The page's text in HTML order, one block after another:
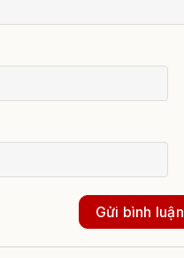
Gửi bình luận